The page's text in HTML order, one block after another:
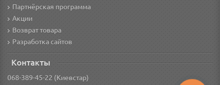
Партнёрская программа
Акции
Возврат товара
Разработка сайтов
Контакты
068-389-45-22 (Киевстар)